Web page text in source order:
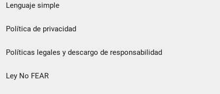
de
pie
de
página
Lenguaje simple
Política de privacidad
Políticas legales y descargo de responsabilidad
Ley No FEAR